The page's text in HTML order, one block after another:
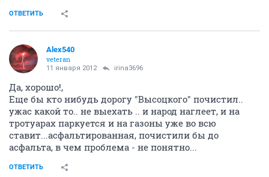
ОТВЕТИТЬ
Alex540
veteran
11 января 2012 irina3696
Да, хорошо!,
Еще бы кто нибудь дорогу "Высоцкого" почистил..
ужас какой то.. не выехать .. и народ наглеет, и на
тротуарах паркуется и на газоны уже во всю
ставит...асфальтированная, почистили бы до
асфальта, в чем проблема - не понятно...
ОТВЕТИТЬ